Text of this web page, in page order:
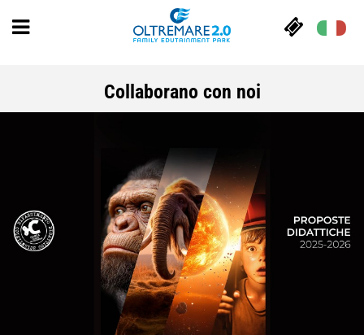
Collaborano con noi